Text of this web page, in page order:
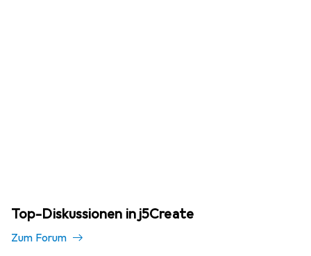
Top-Diskussionen in j5Create
Zum Forum